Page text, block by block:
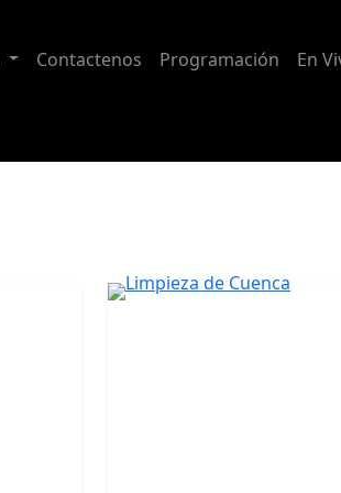
Contactenos Programación En